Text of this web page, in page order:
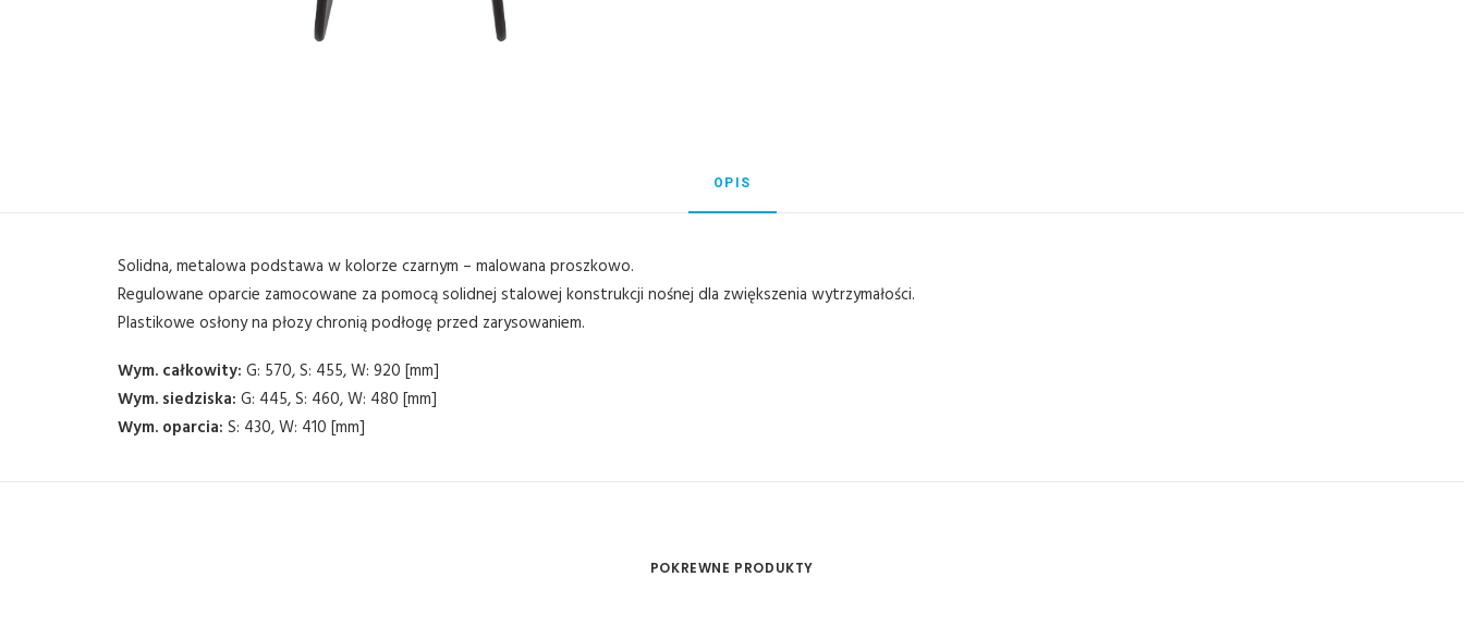
OPIS
Solidna, metalowa podstawa w kolorze czarnym – malowana proszkowo.
Regulowane oparcie zamocowane za pomocą solidnej stalowej konstrukcji nośnej dla zwiększenia wytrzymałości.
Plastikowe osłony na płozy chronią podłogę przed zarysowaniem.
Wym. całkowity: G: 570, S: 455, W: 920 [mm]
Wym. siedziska: G: 445, S: 460, W: 480 [mm]
Wym. oparcia: S: 430, W: 410 [mm]
POKREWNE PRODUKTY